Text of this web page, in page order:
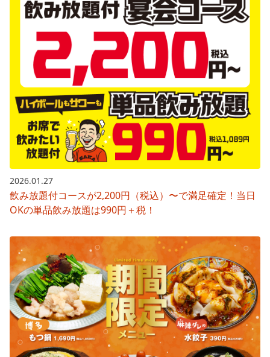
2026.01.27
飲み放題付コースが2,200円（税込）〜で満足確定！当日
OKの単品飲み放題は990円＋税！